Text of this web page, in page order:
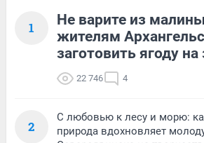
1
Не варите из
жителям
заготовить ягоду
22 746 4
2
С любовью к лесу и морю:
природа вдохновляет